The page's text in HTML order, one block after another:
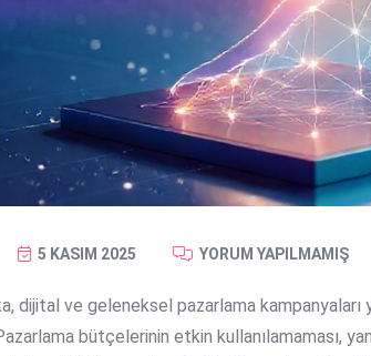
5 KASIM 2025 YORUM YAPILMAMIŞ
dijital ve geleneksel pazarlama
bütçelerinin etkin kullanılamaması,